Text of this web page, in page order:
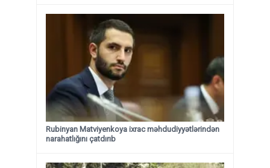
Rubinyan Matviyenkoya ixrac məhdudiyyətlərindən
narahatlığını çatdırıb